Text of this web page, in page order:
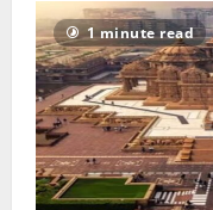
1 minute read